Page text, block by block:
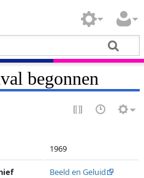
begonnen
1969
Beeld en Geluid